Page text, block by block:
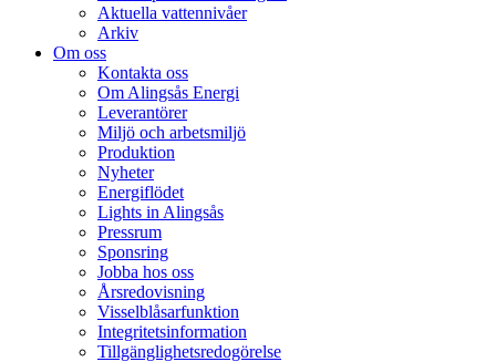
Aktuella vattennivåer
Arkiv
Om oss
Kontakta oss
Om Alingsås Energi
Leverantörer
Miljö och arbetsmiljö
Produktion
Nyheter
Energiflödet
Lights in Alingsås
Pressrum
Sponsring
Jobba hos oss
Årsredovisning
Visselblåsarfunktion
Integritetsinformation
Tillgänglighetsredogörelse